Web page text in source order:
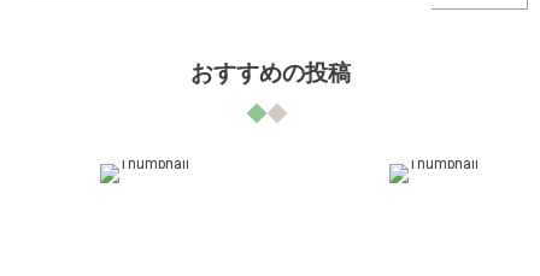
おすすめの投稿